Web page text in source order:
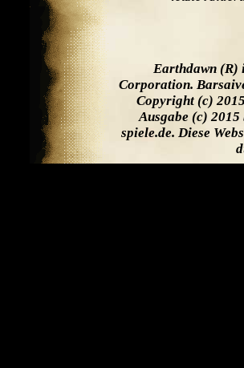
Earthdawn (R)
Corporation.
Copyright (c)
Ausgabe (c) 2015
spiele.de. Diese